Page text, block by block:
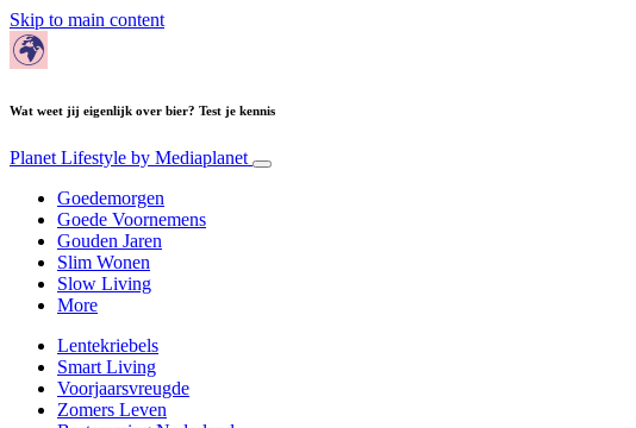
Skip to main content
Wat weet jij eigenlijk over bier? Test je kennis
Planet Lifestyle by Mediaplanet
Goedemorgen
Goede Voornemens
Gouden Jaren
Slim Wonen
Slow Living
More
Lentekriebels
Smart Living
Voorjaarsvreugde
Zomers Leven